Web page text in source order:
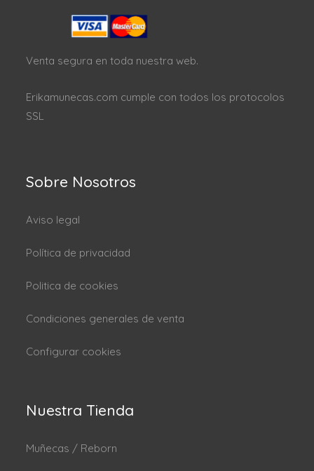
Venta segura en toda nuestra web.
Erikamunecas.com cumple con todos los protocolos
SSL
Sobre Nosotros
Aviso legal
Política de privacidad
Politica de cookies
Condiciones generales de venta
Configurar cookies
Nuestra Tienda
Muñecas / Reborn